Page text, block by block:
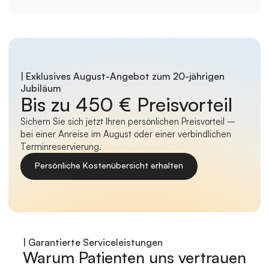
| Exklusives August-Angebot zum 20-jährigen
Jubiläum
Bis zu 450 € Preisvorteil
Sichern Sie sich jetzt Ihren persönlichen Preisvorteil –
bei einer Anreise im August oder einer verbindlichen
Terminreservierung.
Persönliche Kostenübersicht erhalten
| Garantierte Serviceleistungen
Warum Patienten uns vertrauen